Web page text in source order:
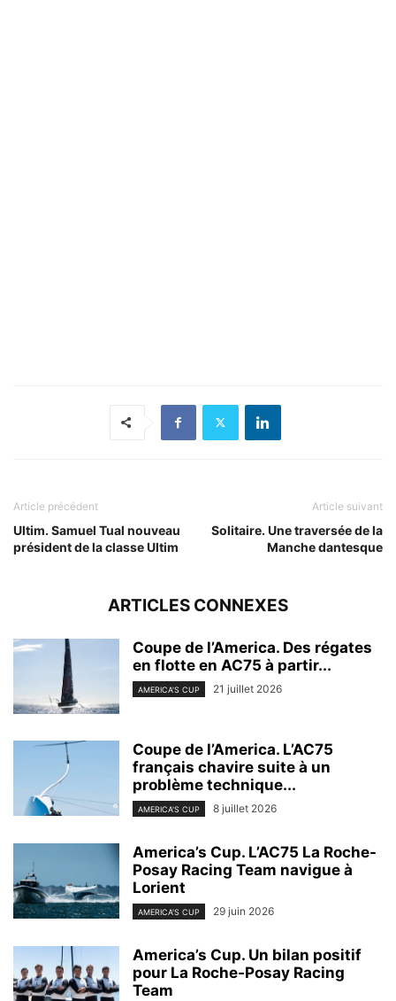
Article précédent
Ultim. Samuel Tual nouveau
président de la classe Ultim
Article suivant
Solitaire. Une traversée de la
Manche dantesque
ARTICLES CONNEXES
Coupe de l’America. Des régates
en flotte en AC75 à partir...
AMERICA'S CUP 21 juillet 2026
Coupe de l’America. L’AC75
français chavire suite à un
problème technique...
AMERICA'S CUP 8 juillet 2026
America’s Cup. L’AC75 La Roche-
Posay Racing Team navigue à
Lorient
AMERICA'S CUP 29 juin 2026
America’s Cup. Un bilan positif
pour La Roche-Posay Racing
Team